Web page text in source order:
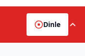
Dinle